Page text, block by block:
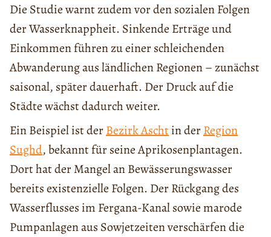
Die Studie warnt zudem vor den sozialen Folgen
der Wasserknappheit. Sinkende Erträge und
Einkommen führen zu einer schleichenden
Abwanderung aus ländlichen Regionen – zunächst
saisonal, später dauerhaft. Der Druck auf die
Städte wächst dadurch weiter.
Ein Beispiel ist derBezirk Aschtin derRegion
Sughd, bekannt für seine Aprikosenplantagen.
Dort hat der Mangel an Bewässerungswasser
bereits existenzielle Folgen. Der Rückgang des
Wasserflusses im Fergana-Kanal sowie marode
Pumpanlagen aus Sowjetzeiten verschärfen die